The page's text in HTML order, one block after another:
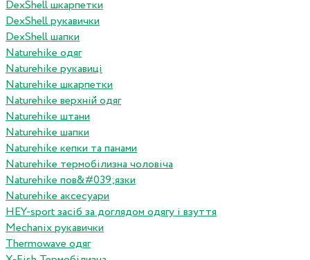
DexShell шкарпетки
DexShell рукавички
DexShell шапки
Naturehike одяг
Naturehike рукавиці
Naturehike шкарпетки
Naturehike верхній одяг
Naturehike штани
Naturehike шапки
Naturehike кепки та панами
Naturehike термобілизна чоловіча
Naturehike пов&#039;язки
Naturehike аксесуари
HEY-sport засіб за доглядом одягу і взуття
Mechanix рукавички
Thermowave одяг